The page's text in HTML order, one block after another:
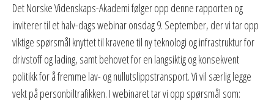
Det Norske Videnskaps-Akademi følger opp denne rapporten og
inviterer til et halv-dags webinar onsdag 9. September, der vi tar opp
viktige spørsmål knyttet til kravene til ny teknologi og infrastruktur for
drivstoff og lading, samt behovet for en langsiktig og konsekvent
politikk for å fremme lav- og nullutslippstransport. Vi vil særlig legge
vekt på personbiltrafikken. I webinaret tar vi opp spørsmål som: